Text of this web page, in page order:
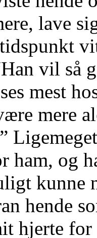
lave
vil så
mest
mere
ham, og
kunne
hende
hjerte